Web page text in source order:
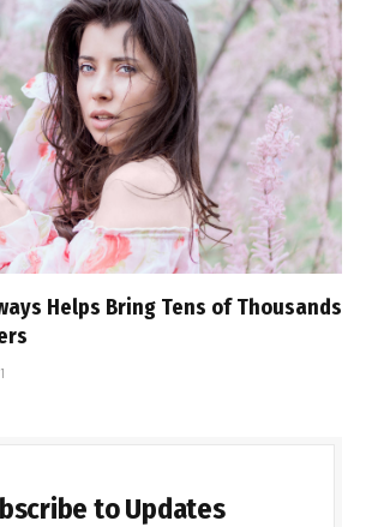
Helps Bring Tens of Thousands
to Updates